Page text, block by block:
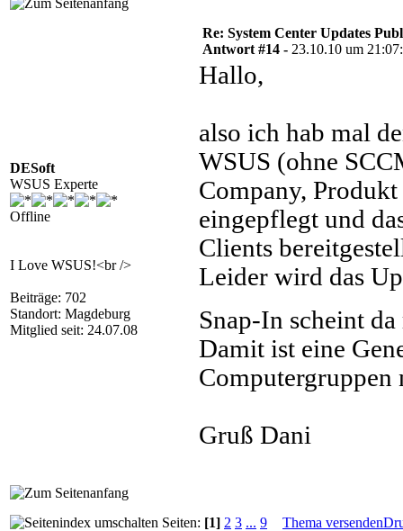
DESoft
WSUS Experte
Offline
I Love WSUS!<br />
Beiträge: 702
Standort: Magdeburg
Mitglied seit: 24.07.08
Re: System Center Updates
Antwort #14 - 23.10.10 um
Hallo,
also ich hab mal
WSUS (ohne
Company,
eingepflegt und
Clients
Leider wird das
Snap-In scheint
Damit ist eine
Gruß Dani
Seiten: [1] 2 3 ... 9 Thema versenden